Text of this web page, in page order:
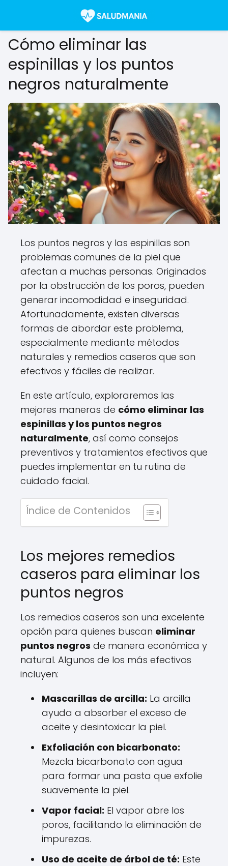
Cómo eliminar las
espinillas y los puntos
negros naturalmente
Los puntos negros y las espinillas son
problemas comunes de la piel que
afectan a muchas personas. Originados
por la obstrucción de los poros, pueden
generar incomodidad e inseguridad.
Afortunadamente, existen diversas
formas de abordar este problema,
especialmente mediante métodos
naturales y remedios caseros que son
efectivos y fáciles de realizar.
En este artículo, exploraremos las
mejores maneras de cómo eliminar las
espinillas y los puntos negros
naturalmente, así como consejos
preventivos y tratamientos efectivos que
puedes implementar en tu rutina de
cuidado facial.
Índice de Contenidos
Los mejores remedios
caseros para eliminar los
puntos negros
Los remedios caseros son una excelente
opción para quienes buscan eliminar
puntos negros de manera económica y
natural. Algunos de los más efectivos
incluyen:
Mascarillas de arcilla: La arcilla
ayuda a absorber el exceso de
aceite y desintoxicar la piel.
Exfoliación con bicarbonato:
Mezcla bicarbonato con agua
para formar una pasta que exfolie
suavemente la piel.
Vapor facial: El vapor abre los
poros, facilitando la eliminación de
impurezas.
Uso de aceite de árbol de té: Este